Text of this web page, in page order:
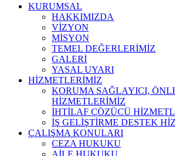
KURUMSAL
HAKKIMIZDA
VİZYON
MİSYON
TEMEL DEĞERLERİMİZ
GALERİ
YASAL UYARI
HİZMETLERİMİZ
KORUMA SAĞLAYICI,
HİZMETLERİMİZ
İHTİLAF ÇÖZÜCÜ
İŞ GELİŞTİRME DESTEK
ÇALIŞMA KONULARI
CEZA HUKUKU
AİLE HUKUKU